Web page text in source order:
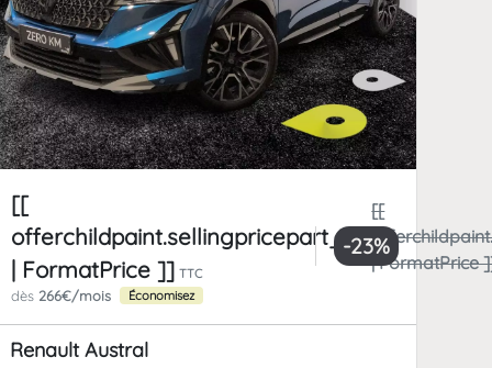
]]
[[
offerchildpaint.sellingpricepart_ttc
| FormatPrice ]] TTC
[[
| FormatPrice
dès 266€/mois Économisez
-23%
Renault Austral